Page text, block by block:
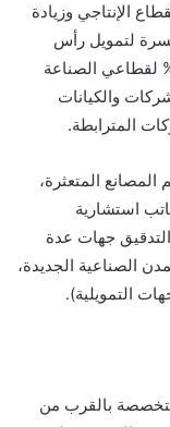
الإنتاجي وزيادة
لتمويل رأس
العامل بسعر عائد تنافسي (في حدود 8% لقطاعي الصناعة
مليون جنيه للشركات والكيانات
المتعثرة،
استشارية
جهات عدة
الصناعية الجديدة،
التمويلية).
بالقرب من